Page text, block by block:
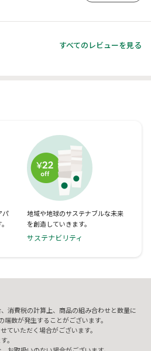
すべてのレビューを見る
パ
地域や地球のサステナブルな未来
を創造していきます。
サステナビリティ
消費税の計算上、商品の組み合わせと数量に
数が発生することがございます。
ていただく場合がございます。
。